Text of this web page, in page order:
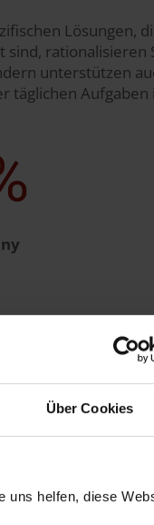
Über Cookies
uns helfen, diese
Lösungen,
sind, rationalisieren
unterstützen
täglichen